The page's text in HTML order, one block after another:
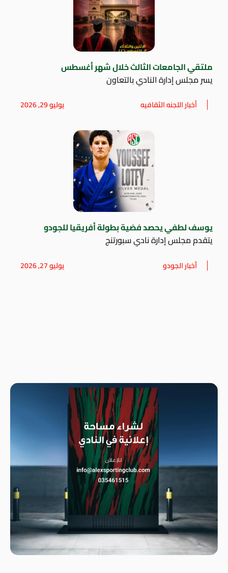
ملتقي الجامعات الثالث خلال شهر أغسطس
يسر مجلس إدارة النادي بالتعاون
أخبار اللجنه الثقافيه يوليو 29, 2026
يوسف لطفي يحصد فضية بطولة أفريقيا للجودو
يتقدم مجلس إدارة نادي سبورتنج
أخبار الجودو يوليو 27, 2026